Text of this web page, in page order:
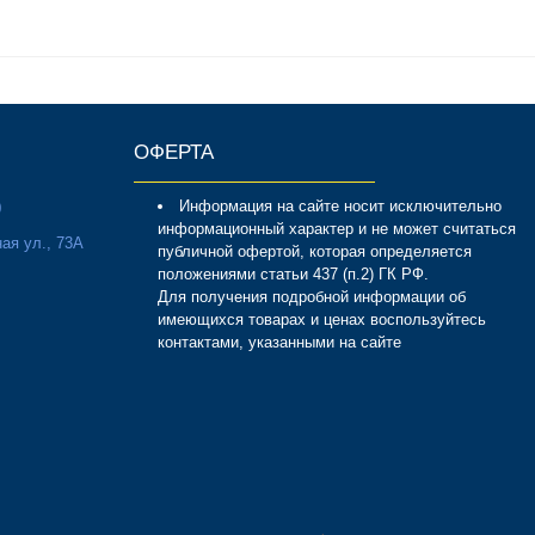
ул., 73А
ОФЕРТА
Информация на сайте носит исключительно
информационный характер и не может считаться
публичной офертой, которая определяется
положениями статьи 437 (п.2) ГК РФ.
Для получения подробной информации об
имеющихся товарах и ценах воспользуйтесь
контактами, указанными на сайте